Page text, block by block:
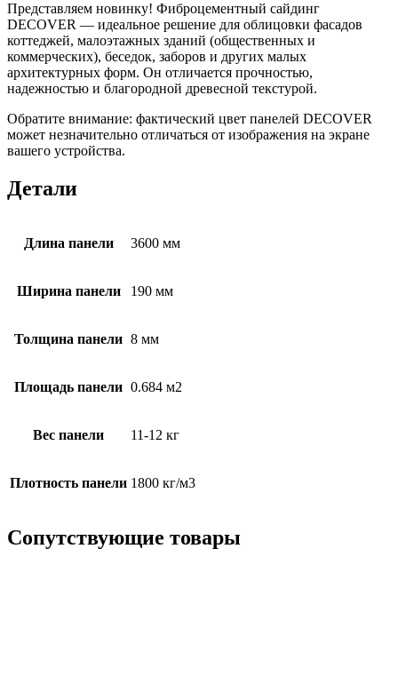
Представляем новинку! Фиброцементный сайдинг
DECOVER — идеальное решение для облицовки фасадов
коттеджей, малоэтажных зданий (общественных и
коммерческих), беседок, заборов и других малых
архитектурных форм. Он отличается прочностью,
надежностью и благородной древесной текстурой.
Обратите внимание: фактический цвет панелей DECOVER
может незначительно отличаться от изображения на экране
вашего устройства.
Детали
Длина панели 3600 мм
Ширина панели 190 мм
Толщина панели 8 мм
Площадь панели 0.684 м2
Вес панели 11-12 кг
Плотность панели 1800 кг/м3
Сопутствующие товары